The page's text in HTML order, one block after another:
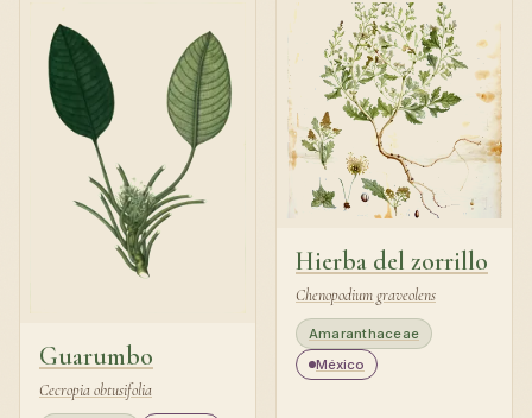
Guarumbo
Cecropia obtusifolia
Hierba del zorrillo
Chenopodium graveolens
Amaranthaceae
México